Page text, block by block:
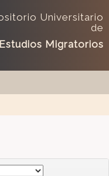
Universitario
de
Estudios Migratorios